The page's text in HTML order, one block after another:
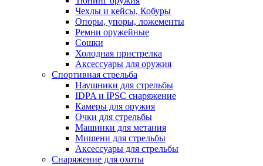
Чехлы и кейсы, Кобуры
Опоры, упоры, ложементы
Ремни оружейные
Сошки
Холодная пристрелка
Аксессуары для оружия
Спортивная стрельба
Наушники для стрельбы
IDPA и IPSC снаряжение
Камеры для оружия
Очки для стрельбы
Машинки для метания
Мишени для стрельбы
Аксессуары для стрельбы
Снаряжение для охоты